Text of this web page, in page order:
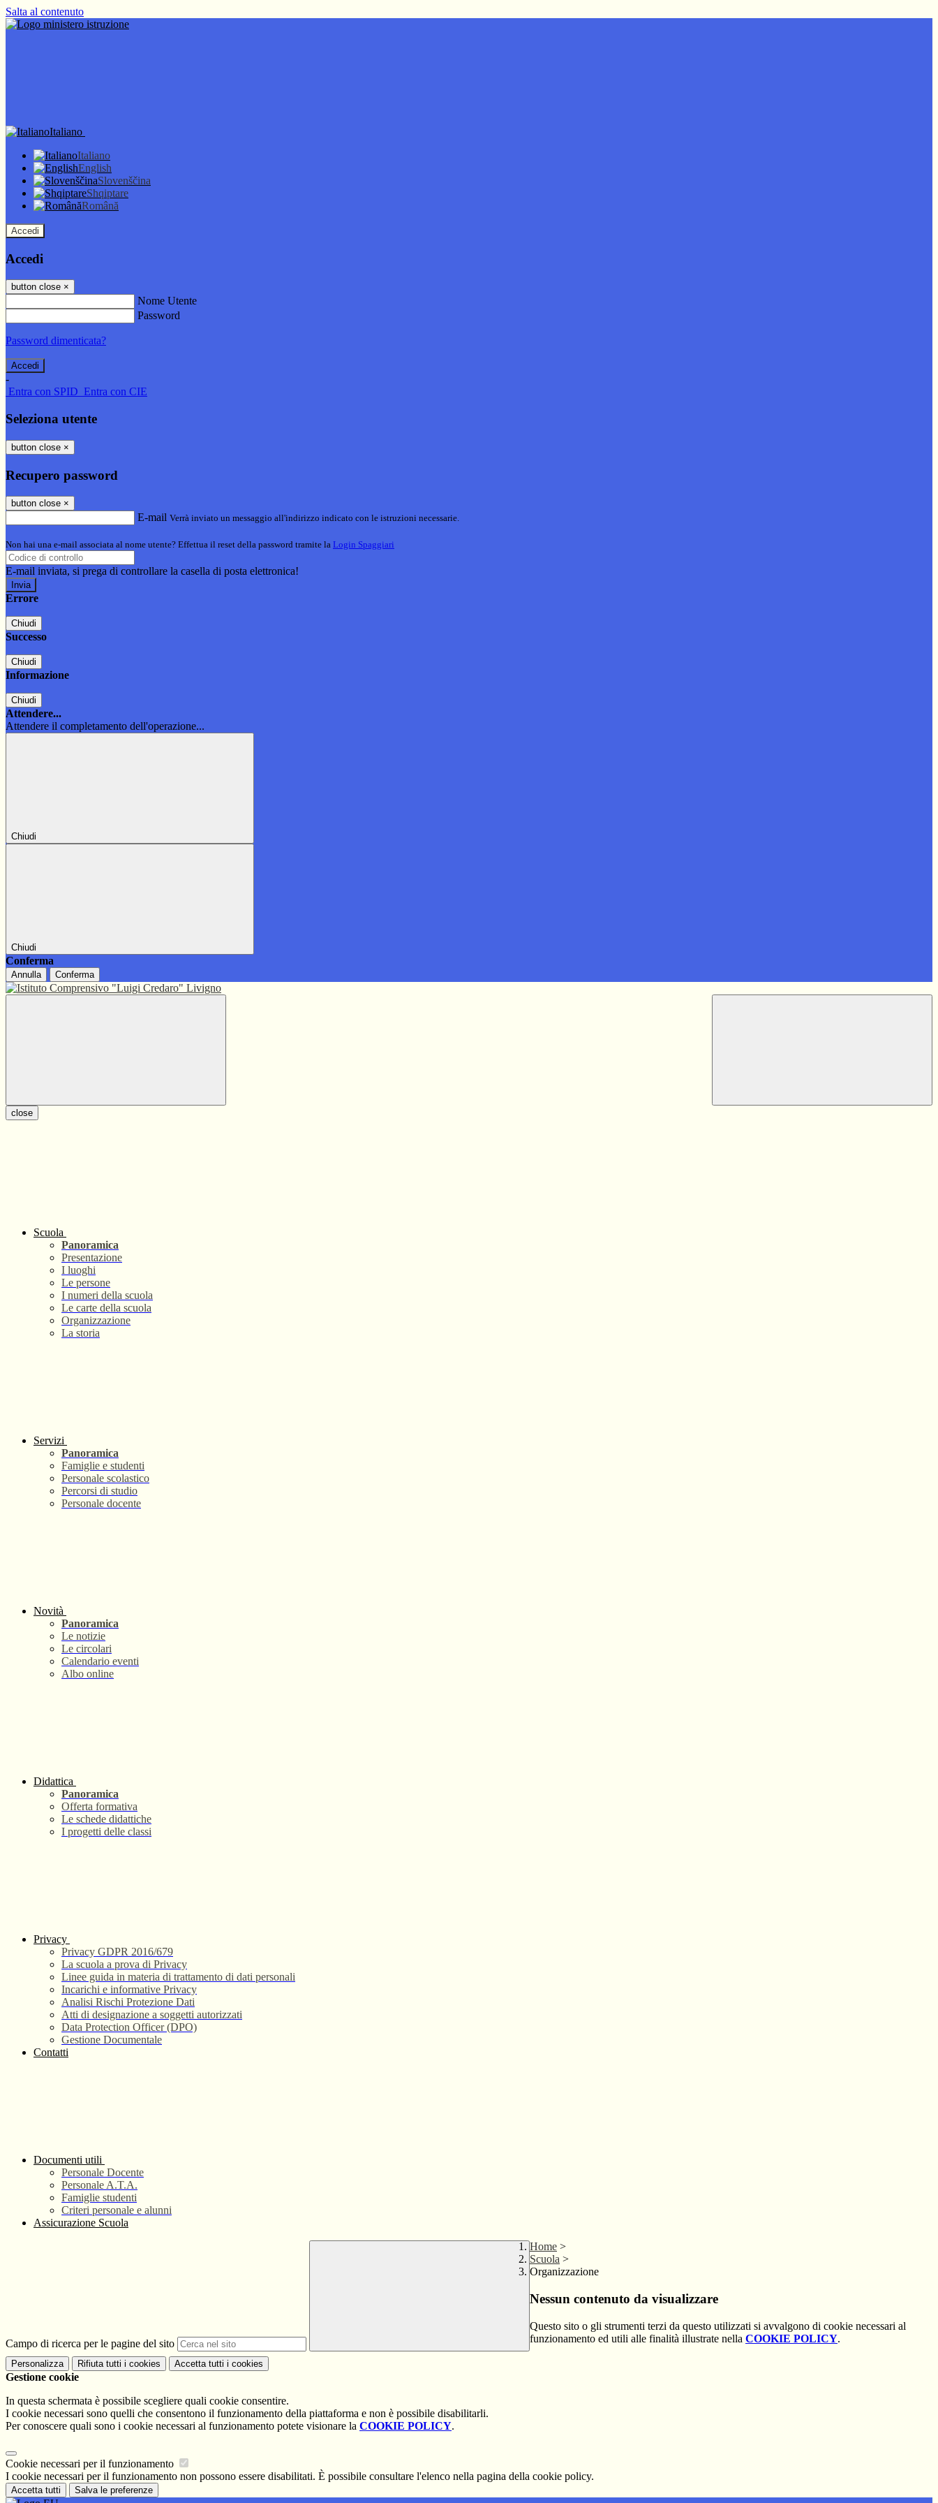
Salta al contenuto
Italiano
Italiano
English
Slovenščina
Shqiptare
Română
Accedi
Accedi
button close ×
Nome Utente
Password
Password dimenticata?
-
Entra con SPID Entra con CIE
Seleziona utente
button close ×
Recupero password
button close ×
E-mail Verrà inviato un messaggio all'indirizzo indicato con le istruzioni necessarie.
Non hai una e-mail associata al nome utente? Effettua il reset della password tramite la Login Spaggiari
E-mail inviata, si prega di controllare la casella di posta elettronica!
Errore
Chiudi
Successo
Chiudi
Informazione
Chiudi
Attendere...
Attendere il completamento dell'operazione...
Chiudi
Chiudi
Conferma
Annulla Conferma
close
Scuola
Panoramica
Presentazione
I luoghi
Le persone
I numeri della scuola
Le carte della scuola
Organizzazione
La storia
Servizi
Panoramica
Famiglie e studenti
Personale scolastico
Percorsi di studio
Personale docente
Novità
Panoramica
Le notizie
Le circolari
Calendario eventi
Albo online
Didattica
Panoramica
Offerta formativa
Le schede didattiche
I progetti delle classi
Privacy
Privacy GDPR 2016/679
La scuola a prova di Privacy
Linee guida in materia di trattamento di dati personali
Incarichi e informative Privacy
Analisi Rischi Protezione Dati
Atti di designazione a soggetti autorizzati
Data Protection Officer (DPO)
Gestione Documentale
Contatti
Documenti utili
Personale Docente
Personale A.T.A.
Famiglie studenti
Criteri personale e alunni
Assicurazione Scuola
Campo di ricerca per le pagine del sito
Home >
Scuola >
Organizzazione
Nessun contenuto da visualizzare
Questo sito o gli strumenti terzi da questo utilizzati si avvalgono di cookie necessari al
funzionamento ed utili alle finalità illustrate nella COOKIE POLICY.
Personalizza Rifiuta tutti i cookies Accetta tutti i cookies
Gestione cookie
In questa schermata è possibile scegliere quali cookie consentire.
I cookie necessari sono quelli che consentono il funzionamento della piattaforma e non è possibile disabilitarli.
Per conoscere quali sono i cookie necessari al funzionamento potete visionare la COOKIE POLICY.
Cookie necessari per il funzionamento
I cookie necessari per il funzionamento non possono essere disabilitati. È possibile consultare l'elenco nella pagina della cookie policy.
Accetta tutti Salva le preferenze